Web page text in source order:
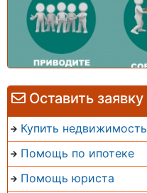
Оставить заявку
Купить недвижимость
Помощь по ипотеке
Помощь юриста